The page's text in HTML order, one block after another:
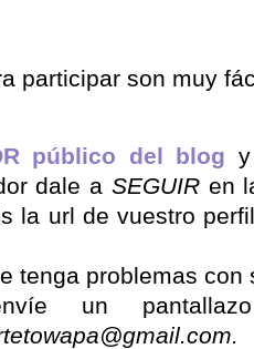
participar son muy
público del blog
dale a SEGUIRen
la url de vuestro
tenga problemas
un